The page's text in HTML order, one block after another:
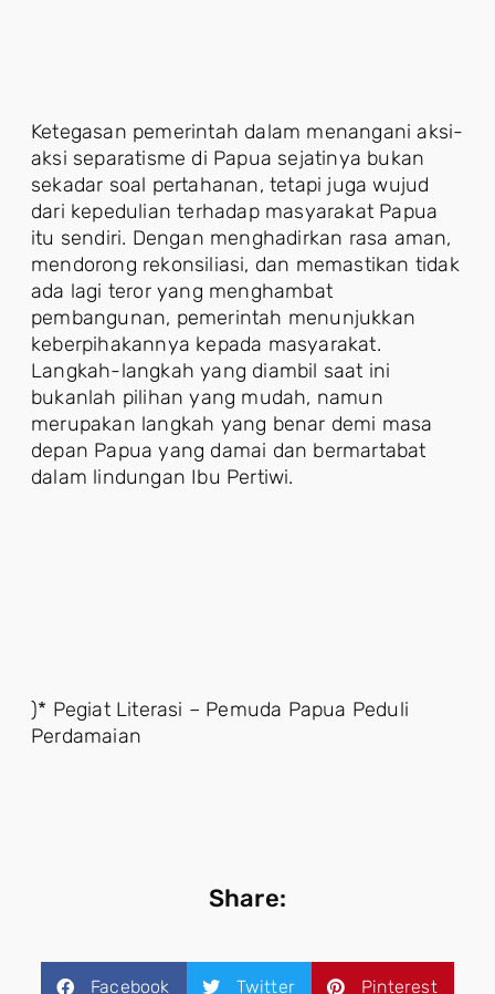
Ketegasan pemerintah dalam menangani aksi-
aksi separatisme di Papua sejatinya bukan
sekadar soal pertahanan, tetapi juga wujud
dari kepedulian terhadap masyarakat Papua
itu sendiri. Dengan menghadirkan rasa aman,
mendorong rekonsiliasi, dan memastikan tidak
ada lagi teror yang menghambat
pembangunan, pemerintah menunjukkan
keberpihakannya kepada masyarakat.
Langkah-langkah yang diambil saat ini
bukanlah pilihan yang mudah, namun
merupakan langkah yang benar demi masa
depan Papua yang damai dan bermartabat
dalam lindungan Ibu Pertiwi.
)* Pegiat Literasi – Pemuda Papua Peduli
Perdamaian
Share:
Facebook Twitter Pinterest